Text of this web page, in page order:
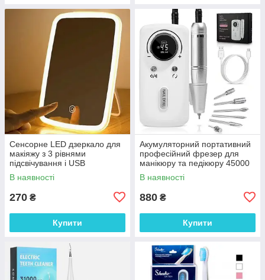
Сенсорне LED дзеркало для
макіяжу з 3 рівнями
підсвічування і USB
зарядкою. Дзеркало для
макіяжу
В наявності
270 ₴
Купити
Акумуляторний портативний
професійний фрезер для
манікюру та педікюру 45000
об/хв 2600 мАч з насадками
В наявності
880 ₴
Купити